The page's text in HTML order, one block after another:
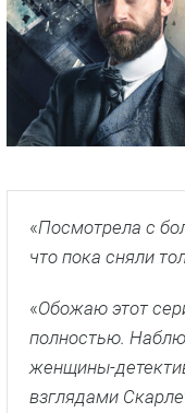
«Посмотрела с
что пока сняли
«Обожаю этот
полностью.
женщины-
взглядами